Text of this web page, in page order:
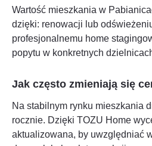
Wartość mieszkania w
dzięki: renowacji lub
profesjonalnemu home
popytu w konkretnych
Jak często zmieniają się
Na stabilnym rynku mieszkania
rocznie. Dzięki TOZU Home
aktualizowana, by uwzględniać